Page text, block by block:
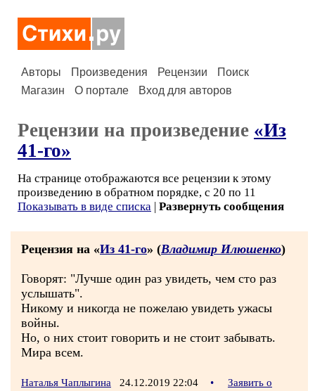
Авторы Произведения Рецензии
Поиск
Магазин
О портале Вход для авторов
Рецензии на произведение «Из
41-го»
На странице отображаются все рецензии к этому
произведению в обратном порядке, с 20 по 11
Показывать в виде списка | Развернуть сообщения
Рецензия на «Из 41-го» (Владимир Илюшенко)
Говорят: "Лучше один раз увидеть, чем сто раз
услышать".
Никому и никогда не пожелаю увидеть ужасы
войны.
Но, о них стоит говорить и не стоит забывать.
Мира всем.
Наталья Чаплыгина 24.12.2019 22:04 •
Заявить о